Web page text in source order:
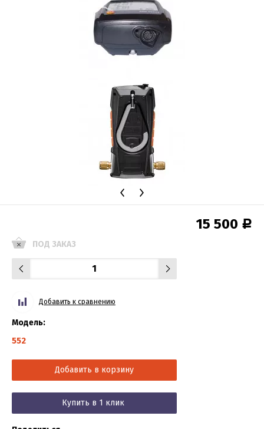
15 500 Р
ПОД ЗАКАЗ
Добавить к сравнению
Модель:
552
Добавить в корзину
Купить в 1 клик